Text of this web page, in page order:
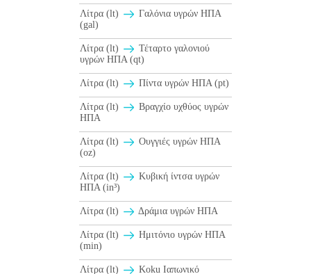
Λίτρα (lt)
Γαλόνια υγρών ΗΠΑ
(gal)
Λίτρα (lt)
Τέταρτο γαλονιού
υγρών ΗΠΑ (qt)
Λίτρα (lt) Πίντα υγρών ΗΠΑ (pt)
Λίτρα (lt)
Βραγχίο υχθύος υγρών
ΗΠΑ
Λίτρα (lt)
Ουγγιές υγρών ΗΠΑ
(oz)
Λίτρα (lt)
Κυβική ίντσα υγρών
ΗΠΑ (in³)
Λίτρα (lt) Δράμια υγρών ΗΠΑ
Λίτρα (lt)
Ημιτόνιο υγρών ΗΠΑ
(min)
Λίτρα (lt) Koku Ιαπωνικό